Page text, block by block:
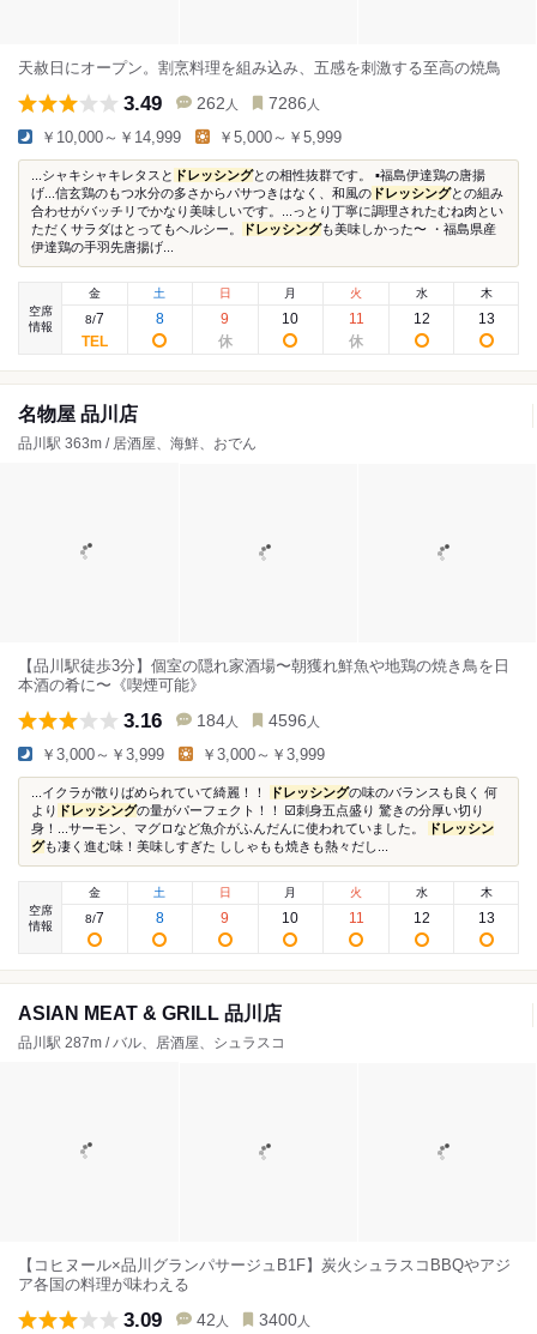
天赦日にオープン。割烹料理を組み込み、五感を刺激する至高の焼鳥
3.49 262 人 7286 人
￥10,000～￥14,999 ￥5,000～￥5,999
...シャキシャキレタスと ドレッシングとの相性抜群です。 ▪️福島伊達鶏の唐揚
げ...信玄鶏のもつ水分の多さからパサつきはなく、和風の ドレッシングとの組み
合わせがバッチリでかなり美味しいです。...っとり丁寧に調理されたむね肉とい
ただくサラダはとってもヘルシー。
ドレッシングも美味しかった〜 ・福島県産
伊達鶏の手羽先唐揚げ...
空席
情報
金
8/7
土
8
日
9
月
10
火
11
水
12
木
13
名物屋 品川店
品川駅 363m / 居酒屋、海鮮、おでん
【品川駅徒歩3分】個室の隠れ家酒場〜朝獲れ鮮魚や地鶏の焼き鳥を日
本酒の肴に〜《喫煙可能》
3.16 184 人 4596 人
￥3,000～￥3,999 ￥3,000～￥3,999
...イクラが散りばめられていて綺麗！！ ドレッシングの味のバランスも良く 何
より ドレッシングの量がパーフェクト！！ ☑️刺身五点盛り 驚きの分厚い切り
身！...サーモン、マグロなど魚介がふんだんに使われていました。
ドレッシン
グも凄く進む味！美味しすぎた ししゃもも焼きも熱々だし...
空席
情報
金
8/7
土
8
日
9
月
10
火
11
水
12
木
13
ASIAN MEAT & GRILL 品川店
品川駅 287m / バル、居酒屋、シュラスコ
【コヒヌール×品川グランパサージュB1F】炭火シュラスコBBQやアジ
ア各国の料理が味わえる
3.09 42 人 3400 人